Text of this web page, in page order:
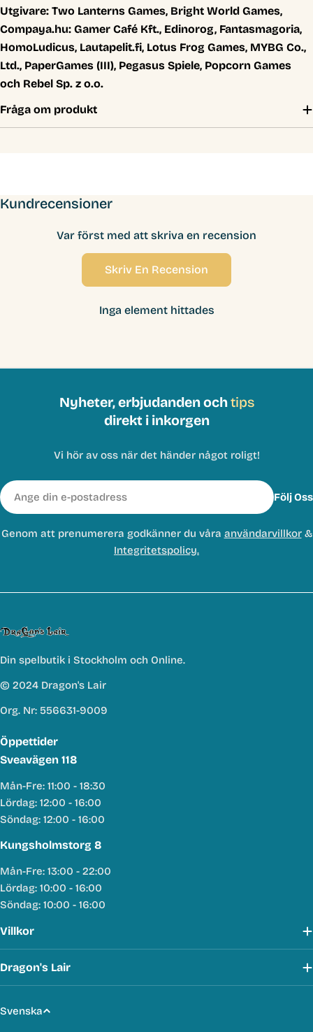
Utgivare: Two Lanterns Games, Bright World Games,
Compaya.hu: Gamer Café Kft., Edinorog, Fantasmagoria,
HomoLudicus, Lautapelit.fi, Lotus Frog Games, MYBG Co.,
Ltd., PaperGames (III), Pegasus Spiele, Popcorn Games
och Rebel Sp. z o.o.
Fråga om produkt
Kundrecensioner
Var först med att skriva en recension
Skriv En Recension
Inga element hittades
Nyheter, erbjudanden ochtips
direkt i inkorgen
Vi hör av oss när det händer något roligt!
E-
post
Följ Oss
Genom att prenumerera godkänner du våra användarvillkor&
Integritetspolicy.
Din spelbutik i Stockholm och Online.
© 2024 Dragon's Lair
Org. Nr: 556631-9009
Öppettider
Sveavägen 118
Mån-Fre: 11:00 - 18:30
Lördag: 12:00 - 16:00
Söndag: 12:00 - 16:00
Kungsholmstorg 8
Mån-Fre: 13:00 - 22:00
Lördag: 10:00 - 16:00
Söndag: 10:00 - 16:00
Villkor
Dragon's Lair
S
Svenska